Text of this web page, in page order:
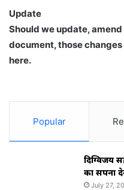
Update
Should we update,
document, those
here.
Popular
दिग्विजय
का सपना
July 27,